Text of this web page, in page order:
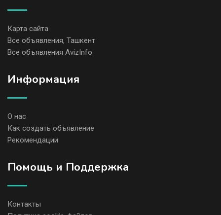
Карта сайта
Все объявления, Ташкент
Все объявления AvizInfo
Информация
О нас
Как создать объявление
Рекомендации
Помощь и Поддержка
Контакты